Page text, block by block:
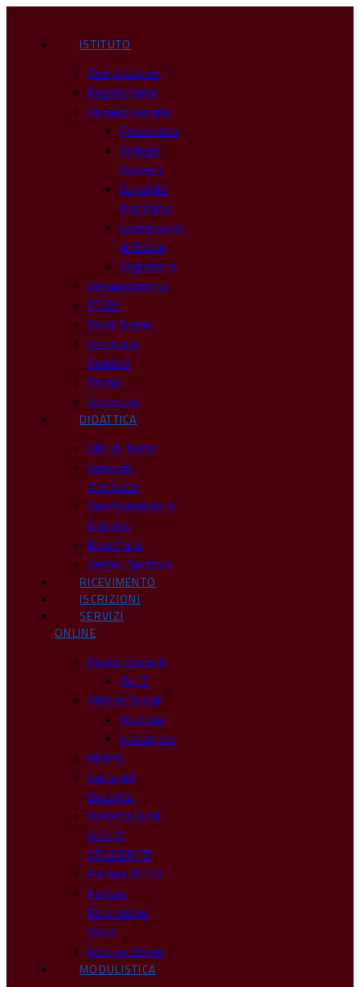
ISTITUTO
Orario Lezioni
Regolamenti
Organizzazione
Presidenza
Collegio
Docenti
Consiglio
d’Istituto
Coordinatori
di Classe
Segreteria
Organigramma
PTOF
Dove Siamo
Comitato
Genitori
Storia
Sicurezza
DIDATTICA
Libri di Testo
Curricolo
d’Istituto
Orientamento in
Entrata
Eportfolio
Centro Sportivo
RICEVIMENTO
ISCRIZIONI
SERVIZI
ONLINE
Posta Docenti
@ .IT
Allende Social
Youtube
Instagram
NOIPA
Carta del
Docente
CURRICULUM
DELLO
STUDENTE
Portale PCTO
Portale
Educazione
Civica
Istanze Online
MODULISTICA